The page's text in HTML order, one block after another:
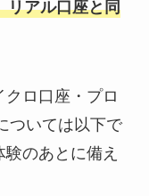
リアル口座と同
クロ口座・プロ
ついては以下で
のあとに備え